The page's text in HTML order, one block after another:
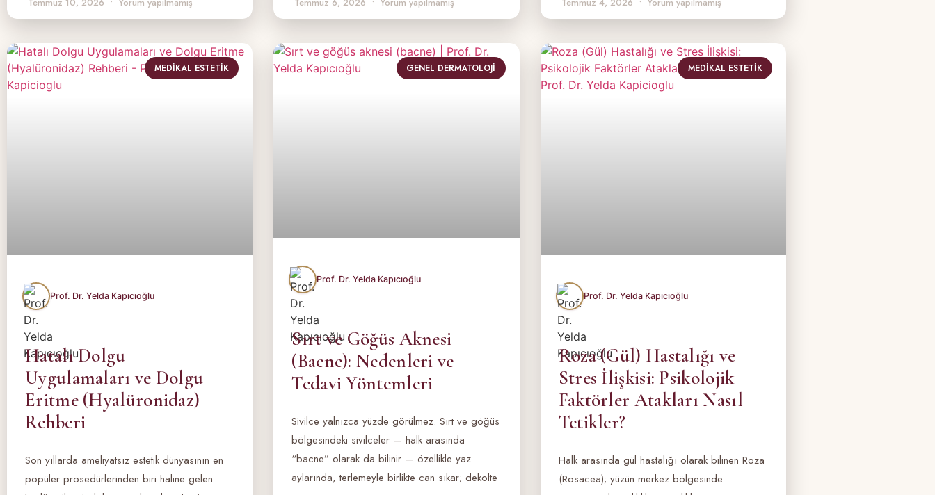
MEDIKAL ESTETIK
Hatalı Dolgu
Uygulamaları ve Dolgu
Eritme (Hyalüronidaz)
Rehberi
Son yıllarda ameliyatsız estetik dünyasının en
popüler prosedürlerinden biri haline gelen
GENEL DERMATOLOJI
Sırt ve Göğüs Aknesi
(Bacne): Nedenleri ve
Tedavi Yöntemleri
Sivilce yalnızca yüzde görülmez. Sırt ve göğüs
bölgesindeki sivilceler — halk arasında
“bacne” olarak da bilinir — özellikle yaz
aylarında, terlemeyle birlikte can sıkar; dekolte
MEDIKAL ESTETIK
Roza (Gül) Hastalığı ve
Stres İlişkisi: Psikolojik
Faktörler Atakları Nasıl
Tetikler?
Halk arasında gül hastalığı olarak bilinen Roza
(Rosacea); yüzün merkez bölgesinde